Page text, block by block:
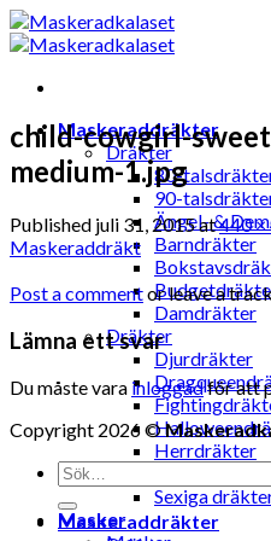
Skip
to
Maskeraddräkter
Dräkter
80-
90-
Ängel- &
Barndräkter
Damdräkter
Dräkter
Djurdräkter
Herrdräkter
Sexiga
Masker
child-cowgirl-
medium-1.jpg
Published juli 31, 2015at440 ×
Maskeraddräkt
Post a commentor leave a
Lämna ett svar
Du måste vara inloggadför att
Copyright 2026 ©
Sök
efter:
Maskeraddräkter